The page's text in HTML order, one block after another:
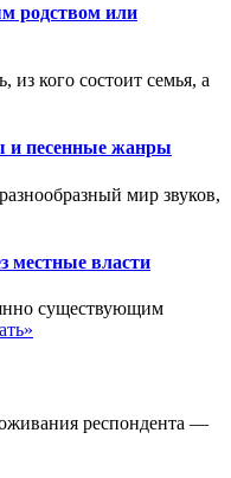
родством или
из кого состоит семья, а
и песенные жанры
мир звуков,
местные власти
существующим
респондента —